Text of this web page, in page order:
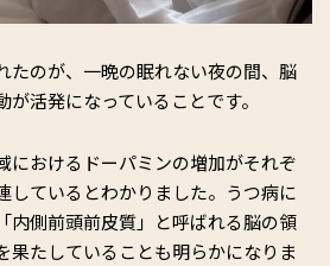
たのが、一晩の眠れない夜の間、脳
活発になっていることです。
におけるドーパミンの増加がそれぞ
しているとわかりました。うつ病に
内側前頭前皮質」と呼ばれる脳の領
果たしていることも明らかになりま